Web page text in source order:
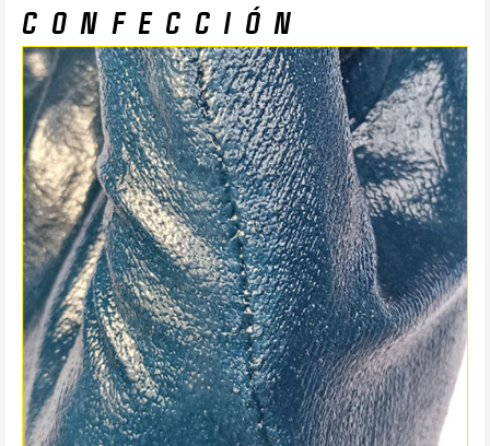
CONFECCIÓN